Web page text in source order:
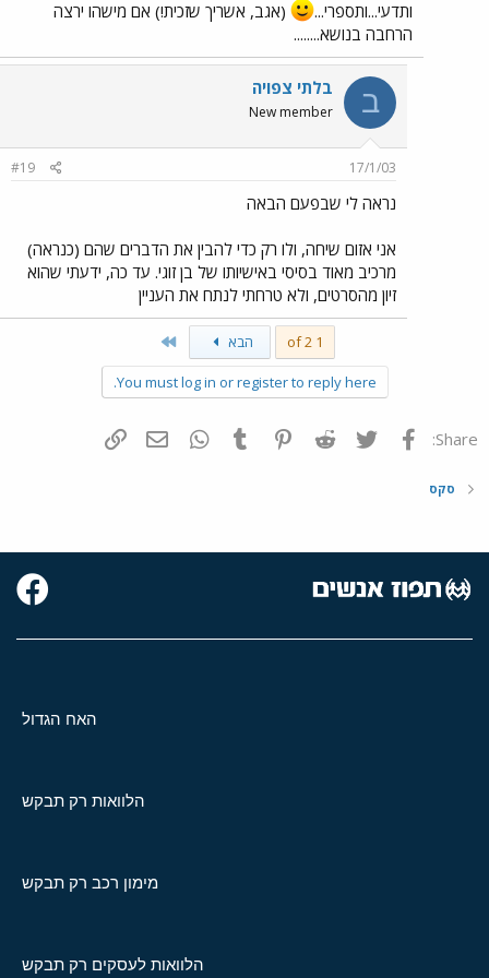
ותדעי...ותספרי...
(אגב, אשריך שזכית!) אם מישהו ירצה
הרחבה בנושא........
ב בלתי צפויה
New member
17/1/03
#19
נראה לי שבפעם הבאה
אני אזום שיחה, ולו רק כדי להבין את הדברים שהם (כנראה)
מרכיב מאוד בסיסי באישיותו של בן זוגי. עד כה, ידעתי שהוא
זיון מהסרטים, ולא טרחתי לנתח את העניין
1 of 2 הבא
You must log in or register to reply here.
Share: פייסבוק Twitter
Reddit
Pinterest
Tumblr
WhatsAppדואר אלקטרוני
סקס
האח הגדול
הלוואות רק תבקש
מימון רכב רק תבקש
הלוואות לעסקים רק תבקש